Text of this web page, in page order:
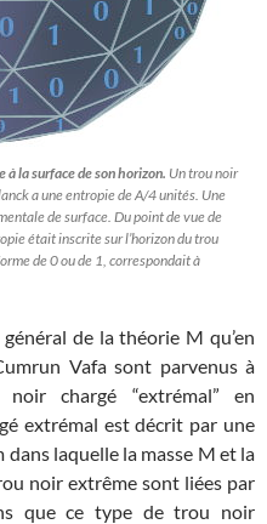
à la surface de son horizon. Un trou noir
a une entropie de A/4 unités. Une
de surface. Du point de vue de
était inscrite sur l’horizon du trou
de 0 ou de 1, correspondait à
de la théorie M qu’en
Vafa sont parvenus à
chargé “extrémal” en
extrémal est décrit par une
laquelle la masse M et la
noir extrême sont liées par
que ce type de trou noir